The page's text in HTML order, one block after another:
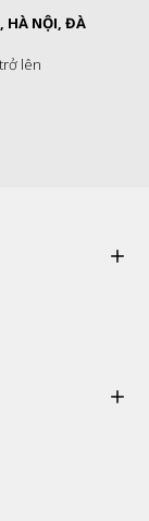
HÀ NỘI, ĐÀ
lên